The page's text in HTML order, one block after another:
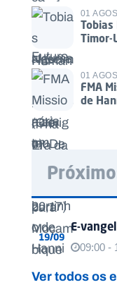
01
Tobias
Timor-
01
FMA
de
19/09
E-
09:00 -
Ver todos os